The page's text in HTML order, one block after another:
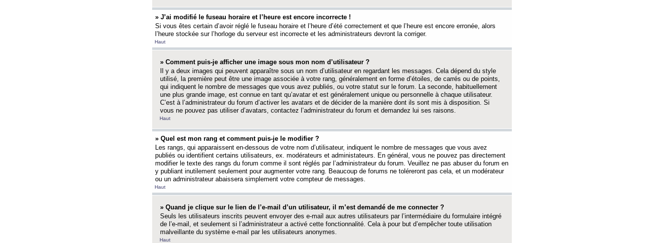
» J’ai modifié le fuseau horaire et l’heure est encore incorrecte !
Si vous êtes certain d’avoir réglé le fuseau horaire et l’heure d’été correctement et que l’heure est encore erronée, alors
l’heure stockée sur l’horloge du serveur est incorrecte et les administrateurs devront la corriger.
Haut
» Comment puis-je afficher une image sous mon nom d’utilisateur ?
Il y a deux images qui peuvent apparaître sous un nom d’utilisateur en regardant les messages. Cela dépend du style
utilisé, la première peut être une image associée à votre rang, généralement en forme d’étoiles, de carrés ou de points,
qui indiquent le nombre de messages que vous avez publiés, ou votre statut sur le forum. La seconde, habituellement
une plus grande image, est connue en tant qu’avatar et est généralement unique ou personnelle à chaque utilisateur.
C’est à l’administrateur du forum d’activer les avatars et de décider de la manière dont ils sont mis à disposition. Si
vous ne pouvez pas utiliser d’avatars, contactez l’administrateur du forum et demandez lui ses raisons.
Haut
» Quel est mon rang et comment puis-je le modifier ?
Les rangs, qui apparaissent en-dessous de votre nom d’utilisateur, indiquent le nombre de messages que vous avez
publiés ou identifient certains utilisateurs, ex. modérateurs et administateurs. En général, vous ne pouvez pas directement
modifier le texte des rangs du forum comme il sont réglés par l’administrateur du forum. Veuillez ne pas abuser du forum en
y publiant inutilement seulement pour augmenter votre rang. Beaucoup de forums ne toléreront pas cela, et un modérateur
ou un administrateur abaissera simplement votre compteur de messages.
Haut
» Quand je clique sur le lien de l’e-mail d’un utilisateur, il m’est demandé de me connecter ?
Seuls les utilisateurs inscrits peuvent envoyer des e-mail aux autres utilisateurs par l’intermédiaire du formulaire intégré
de l’e-mail, et seulement si l’administrateur a activé cette fonctionnalité. Cela à pour but d’empêcher toute utilisation
malveillante du système e-mail par les utilisateurs anonymes.
Haut